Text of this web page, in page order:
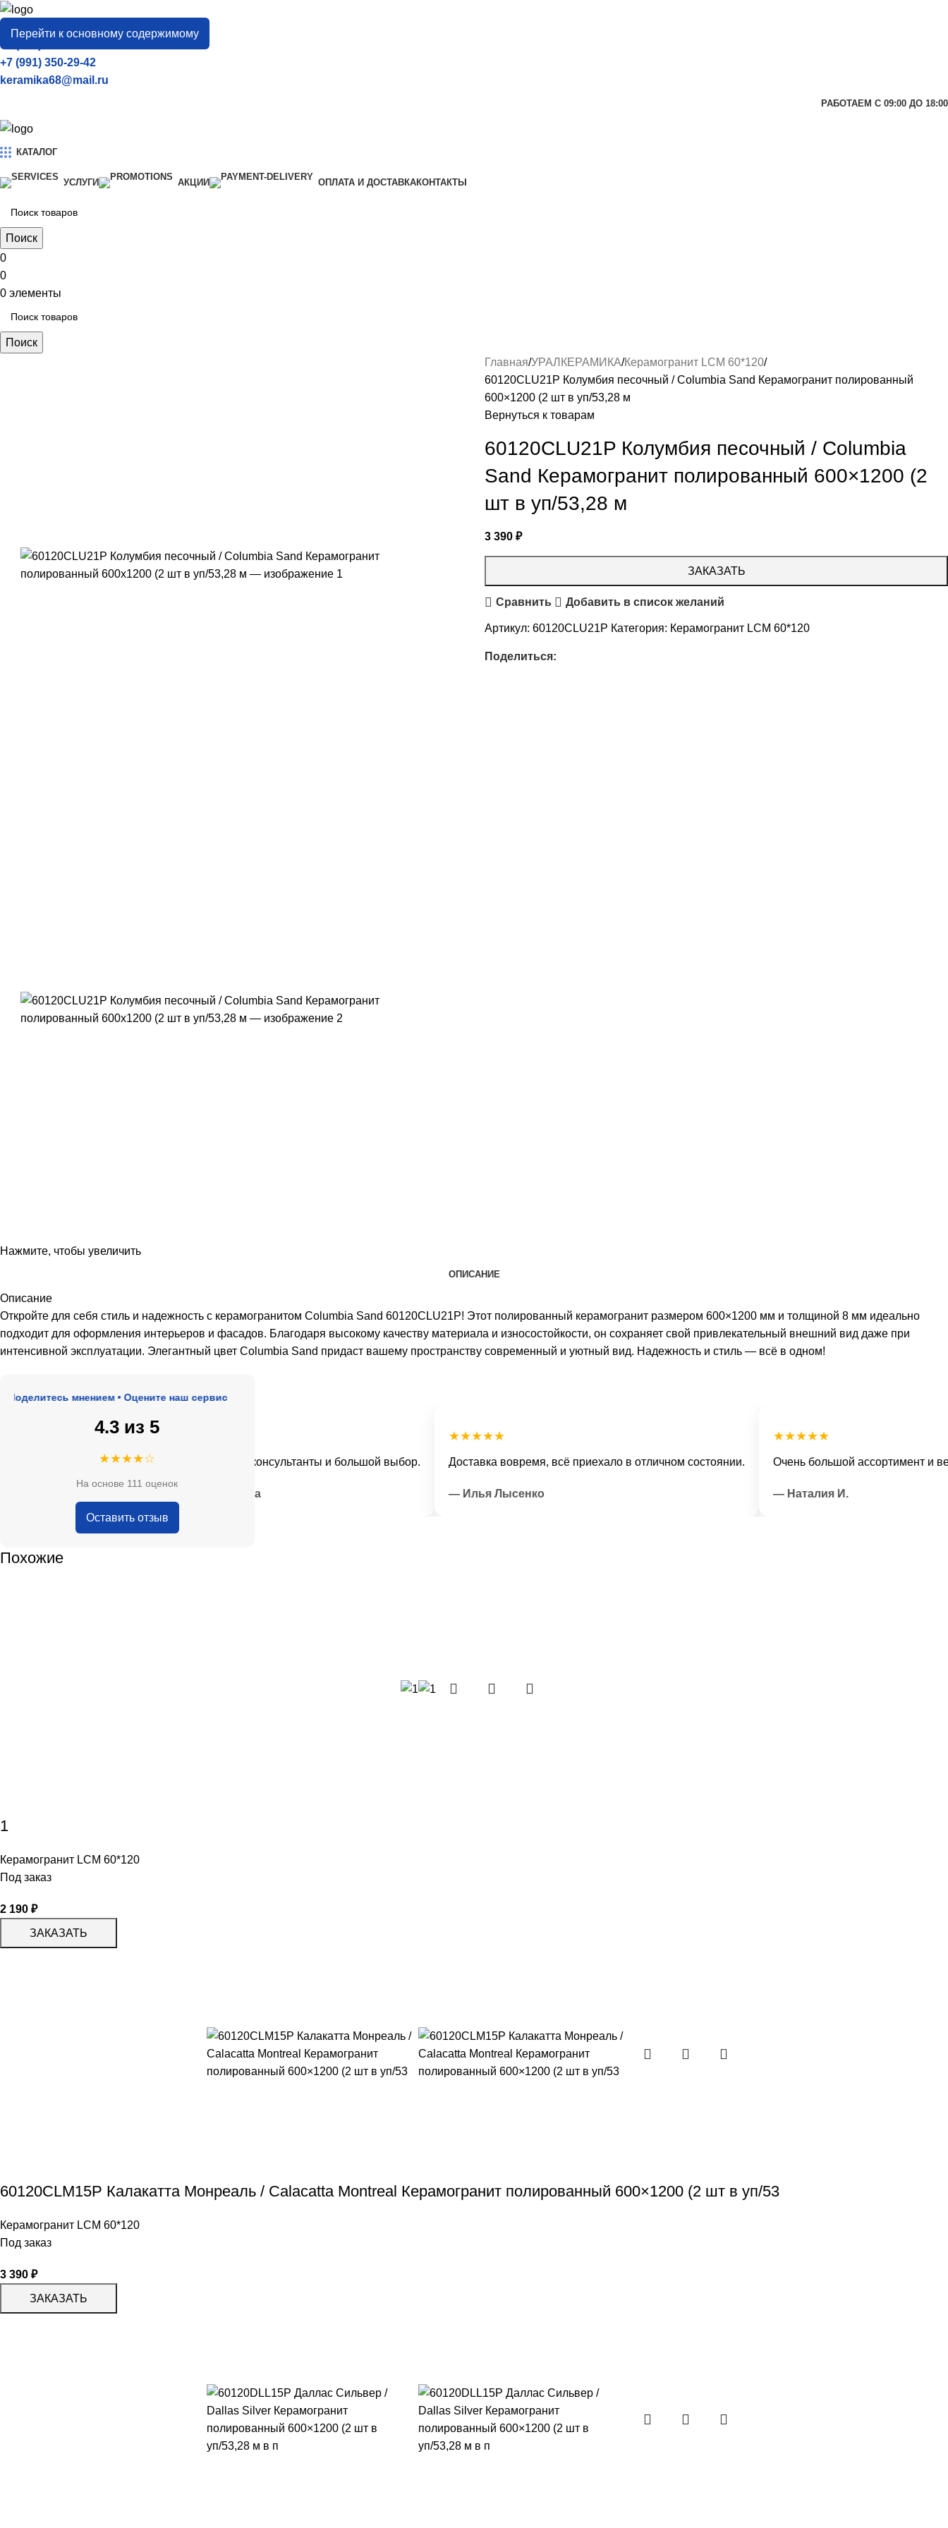
Перейти к основному содержимому
город
Тамбов
+7 (906) 657-33-54
+7 (991) 350-29-42
keramika68@mail.ru
РАБОТАЕМ С 09:00 ДО 18:00
КАТАЛОГ
УСЛУГИ АКЦИИ ОПЛАТА И ДОСТАВКАКОНТАКТЫ
Поиск
0
0
0 элементы
Поиск
Нажмите, чтобы увеличить
Главная УРАЛКЕРАМИКА Керамогранит LCM 60*120
60120CLU21P Колумбия песочный / Columbia Sand Керамогранит полированный
600×1200 (2 шт в уп/53,28 м
Вернуться к товарам
60120CLU21P Колумбия песочный / Columbia
Sand Керамогранит полированный 600×1200 (2
шт в уп/53,28 м
3 390 ₽
ЗАКАЗАТЬ
Сравнить Добавить в список желаний
Артикул: 60120CLU21P Категория: Керамогранит LCM 60*120
Поделиться:
ОПИСАНИЕ
Описание
Откройте для себя стиль и надежность с керамогранитом Columbia Sand 60120CLU21P! Этот полированный керамогранит размером 600×1200 мм и толщиной 8 мм идеально
подходит для оформления интерьеров и фасадов. Благодаря высокому качеству материала и износостойкости, он сохраняет свой привлекательный внешний вид даже при
интенсивной эксплуатации. Элегантный цвет Columbia Sand придаст вашему пространству современный и уютный вид. Надежность и стиль — всё в одном!
мнением • Оцените наш сервис
4.3 из 5
★★★★☆
На основе 111 оценок
Оставить отзыв
адекватные цены.
★★★★★
Очень приятные консультанты и большой выбор.
★★★★★
Доставка вовремя, всё приехало в отличном состоянии.
— Илья Лысенко
★★★★★
Очень большой ассортимент и
— Наталия И.
Похожие
1
Керамогранит LCM 60*120
Под заказ
2 190 ₽
ЗАКАЗАТЬ
60120CLM15P Калакатта Монреаль / Calacatta Montreal Керамогранит полированный 600×1200 (2 шт в уп/53
Керамогранит LCM 60*120
Под заказ
3 390 ₽
ЗАКАЗАТЬ